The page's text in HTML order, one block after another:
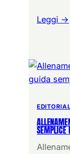
Leggi →
SEMPLICE